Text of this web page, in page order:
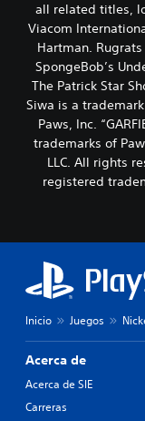
all related titles,
Viacom
Hartman.
SpongeBob’s
The Patrick Star
Siwa is a
Paws, Inc.
trademarks of
LLC. All rights
registered
Inicio Juegos
Acerca de
Acerca de SIE
Carreras